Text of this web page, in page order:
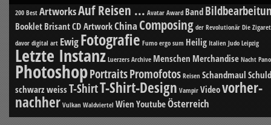
200 Best ArtworksAuf Reisen ... Avatar Award Band
Booklet BrisantCD ArtworkChinaComposing der Revolutionär Die
davor digital art EwigFotografie Fumo ergo sum Heilig Italien Judo Leipzig
Letzte Instanz Luerzers Archive Menschen Merchandise Nacht
PhotoshopPortraitsPromofotos Reisen Schandmaul
schwarz weissT-ShirtT-Shirt-Design Vampir Videovorher-
nachher Vulkan Waldviertel Wien YoutubeÖsterreich